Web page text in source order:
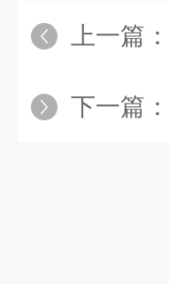
上一篇：
下一篇：